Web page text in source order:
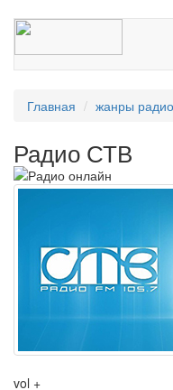
Главная жанры
Радио СТВ
vol +